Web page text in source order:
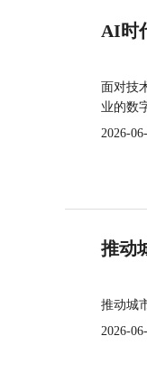
AI时
面对技
业的数
2026-
推动
推动城
2026-